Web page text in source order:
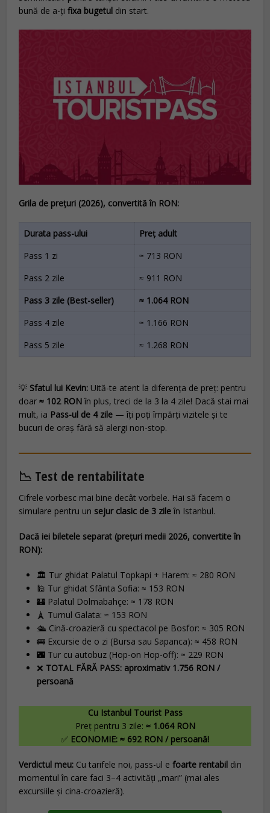
bună de a-țifixa bugetul din start.
Grila de prețuri (2026), convertită în RON:
Durata pass-ului
Preț adult
Pass 1 zi
≈ 713 RON
Pass 2 zile
≈ 911 RON
Pass 3 zile (Best-seller)
≈ 1.064 RON
Pass 4 zile
≈ 1.166 RON
Pass 5 zile
≈ 1.268 RON
💡 Sfatul lui Kevin: Uită-te atent la diferența de preț: pentru
doar≈ 102 RONîn plus, treci de la 3 la 4 zile! Dacă stai mai
mult, ia Pass-ul de 4 zile — îți poți împărți vizitele și te
bucuri de oraș fără să alergi non-stop.
📉 Test de rentabilitate
Cifrele vorbesc mai bine decât vorbele. Hai să facem o
simulare pentru un sejur clasic de 3 zileîn Istanbul.
Dacă iei biletele separat (prețuri medii 2026, convertite în
RON):
🏛️ Tur ghidat Palatul Topkapi + Harem: ≈ 280 RON
🕌 Tur ghidat Sfânta Sofia: ≈ 153 RON
🏰 Palatul Dolmabahçe: ≈ 178 RON
🗼 Turnul Galata: ≈ 153 RON
🛳️ Cină-croazieră cu spectacol pe Bosfor: ≈ 305 RON
🚌 Excursie de o zi (Bursa sau Sapanca): ≈ 458 RON
🌃 Tur cu autobuz (Hop-on Hop-off): ≈ 229 RON
❌ TOTAL FĂRĂ PASS: aproximativ 1.756 RON /
persoană
Cu Istanbul Tourist Pass
Preț pentru 3 zile: ≈ 1.064 RON
✅ ECONOMIE: ≈ 692 RON / persoană!
Verdictul meu: Cu tarifele noi, pass-ul efoarte rentabil din
momentul în care faci 3–4 activități „mari” (mai ales
excursiile și cina-croazieră).